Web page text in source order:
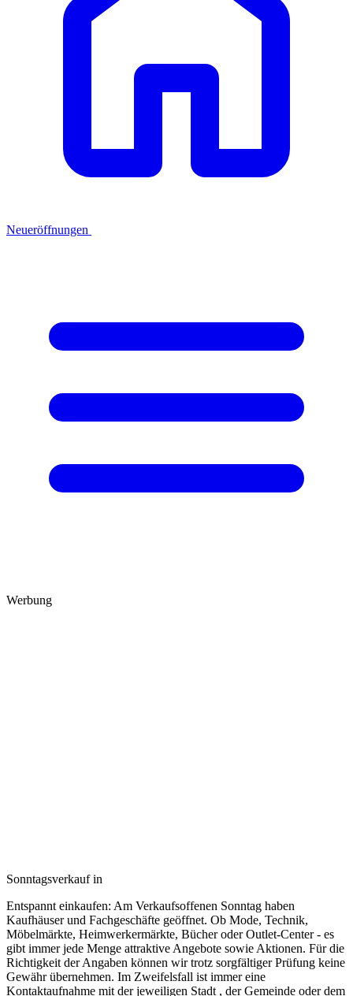
Neueröffnungen
Werbung
Sonntagsverkauf in
Entspannt einkaufen: Am Verkaufsoffenen Sonntag haben
Kaufhäuser und Fachgeschäfte geöffnet. Ob Mode, Technik,
Möbelmärkte, Heimwerkermärkte, Bücher oder Outlet-Center - es
gibt immer jede Menge attraktive Angebote sowie Aktionen. Für die
Richtigkeit der Angaben können wir trotz sorgfältiger Prüfung keine
Gewähr übernehmen. Im Zweifelsfall ist immer eine
Kontaktaufnahme mit der jeweiligen Stadt , der Gemeinde oder dem